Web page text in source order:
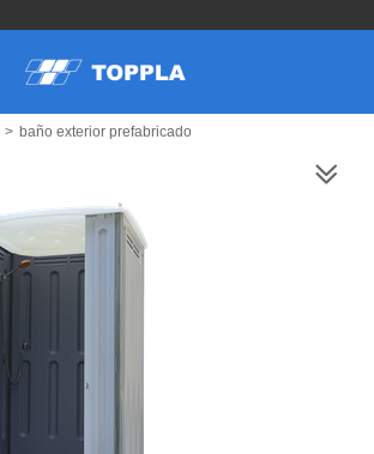
> baño exterior prefabricado